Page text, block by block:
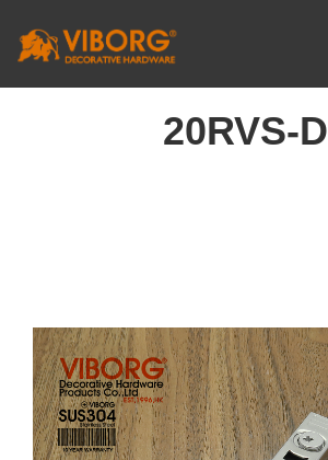
20RVS-D